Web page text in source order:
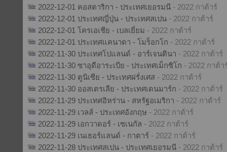
2022-12-01 คอสตาริกา - ประเทศเยอรมนี - 2022 กาต้าร์
2022-12-01 ประเทศญี่ปุ่น - ประเทศสเปน - 2022 กาต้าร์
2022-12-01 โครเอเชีย - เบลเยี่ยม - 2022 กาต้าร์
2022-12-01 ประเทศแคนาดา - โมร็อกโก - 2022 กาต้าร์
2022-11-30 ประเทศโปแลนด์ - อาร์เจนตินา - 2022 กาต้าร์
2022-11-30 ซาอุดีอาระเบีย - ประเทศเม็กซิโก - 2022 กาต้า
2022-11-30 ตูนิเซีย - ประเทศฝรั่งเศส - 2022 กาต้าร์
2022-11-30 ออสเตรเลีย - ประเทศเดนมาร์ก - 2022 กาต้าร์
2022-11-29 ประเทศอิหร่าน - สหรัฐอเมริกา - 2022 กาต้าร์
2022-11-29 เวลส์ - ประเทศอังกฤษ - 2022 กาต้าร์
2022-11-29 เอกวาดอร์ - เซเนกัล - 2022 กาต้าร์
2022-11-29 เนเธอร์แลนด์ - กาตาร์ - 2022 กาต้าร์
2022-11-28 ประเทศสเปน - ประเทศเยอรมนี - 2022 กาต้าร์